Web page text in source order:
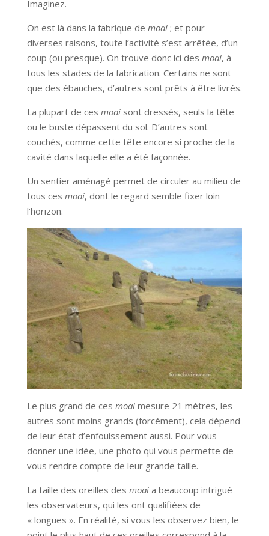
Imaginez.
On est là dans la fabrique de moai; et pour
diverses raisons, toute l’activité s’est arrêtée, d’un
coup (ou presque). On trouve donc ici des moai, à
tous les stades de la fabrication. Certains ne sont
que des ébauches, d’autres sont prêts à être livrés.
La plupart de ces moaisont dressés, seuls la tête
ou le buste dépassent du sol. D’autres sont
couchés, comme cette tête encore si proche de la
cavité dans laquelle elle a été façonnée.
Un sentier aménagé permet de circuler au milieu de
tous ces moai, dont le regard semble fixer loin
l’horizon.
Le plus grand de ces moaimesure 21 mètres, les
autres sont moins grands (forcément), cela dépend
de leur état d’enfouissement aussi. Pour vous
donner une idée, une photo qui vous permette de
vous rendre compte de leur grande taille.
La taille des oreilles des moaia beaucoup intrigué
les observateurs, qui les ont qualifiées de
« longues ». En réalité, si vous les observez bien, le